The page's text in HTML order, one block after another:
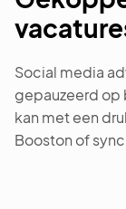
Social media
gepauzeerd op
kan met een
Booston of sync